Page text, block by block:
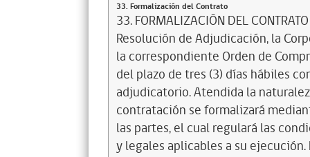
33. Formalización del Contrato
33. FORMALIZACIÓN DEL
Resolución de Adjudicación, la
la correspondiente Orden de
del plazo de tres (3) días hábiles
adjudicatorio. Atendida la
contratación se formalizará
las partes, el cual regulará las
y legales aplicables a su